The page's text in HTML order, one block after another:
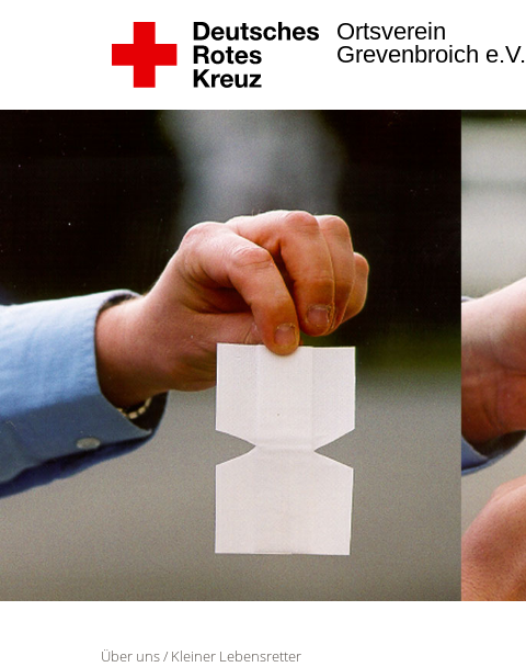
Ortsverein
Grevenbroich e.V.
Über uns Kleiner Lebensretter